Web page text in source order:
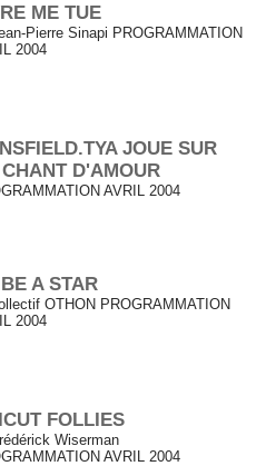
ME TUE
Pierre Sinapi PROGRAMMATION
2004
JOUE SUR
D'AMOUR
AVRIL 2004
A STAR
OTHON PROGRAMMATION
2004
FOLLIES
Wiserman
AVRIL 2004